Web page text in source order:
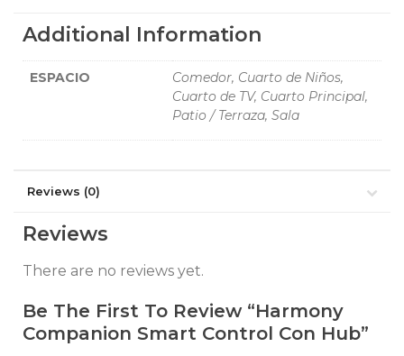
Additional Information
ESPACIO
Comedor, Cuarto de Niños,
Cuarto de TV, Cuarto Principal,
Patio / Terraza, Sala
Reviews (0)
Reviews
There are no reviews yet.
Be The First To Review “Harmony
Companion Smart Control Con Hub”